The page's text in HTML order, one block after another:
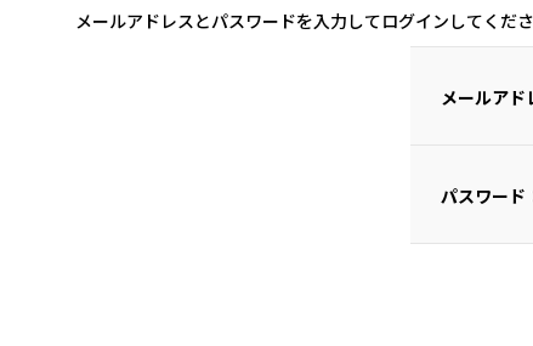
メールアドレスとパスワードを入力してログインしてくださ
メールアド
パスワード